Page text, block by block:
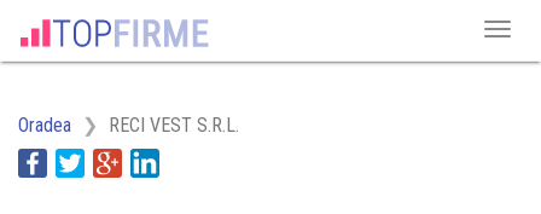
Oradea RECI VEST S.R.L.